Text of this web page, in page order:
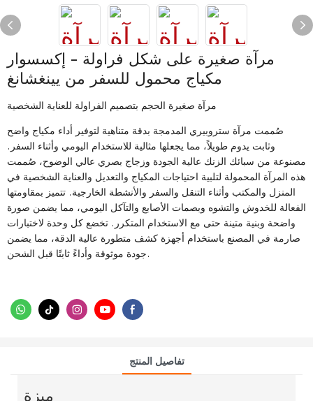
مرآة صغيرة على شكل فراولة - إكسسوار
مكياج محمول للسفر من يينغشانغ
مرآة صغيرة الحجم بتصميم الفراولة للعناية الشخصية
صُممت مرآة ستروبيري المدمجة بدقة متناهية لتوفير أداء مكياج واضح
وثابت يدوم طويلاً، مما يجعلها مثالية للاستخدام اليومي وأثناء السفر.
مصنوعة من سبائك الزنك عالية الجودة وزجاج بصري عالي الوضوح، صُممت
هذه المرآة المحمولة لتلبية احتياجات المكياج والتعديل والعناية الشخصية في
المنزل والمكتب وأثناء التنقل والسفر والأنشطة الخارجية. تتميز بمقاومتها
الفعالة للخدوش والتشوه وبصمات الأصابع والتآكل اليومي، مما يضمن صورة
واضحة وبنية متينة حتى مع الاستخدام المتكرر. تخضع كل وحدة لاختبارات
صارمة في المصنع باستخدام أجهزة كشف متطورة عالية الدقة، مما يضمن
جودة موثوقة وأداءً ثابتًا قبل الشحن.
تفاصيل المنتج
ميزة